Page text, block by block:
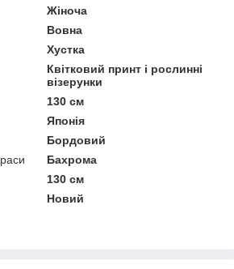
Жіноча
Вовна
Хустка
Квітковий принт і рослинні
візерунки
130 см
Японія
Бордовий
Бахрома
130 см
Новий